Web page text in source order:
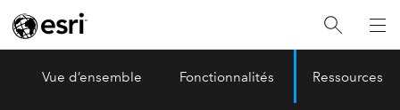
ArcGIS Pro
Vue d’ensemble Fonctionnalités Ressources